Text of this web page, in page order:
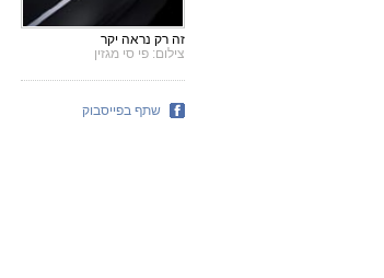
זה רק נראה יקר
צילום: פי סי מגזין
שתף בפייסבוק